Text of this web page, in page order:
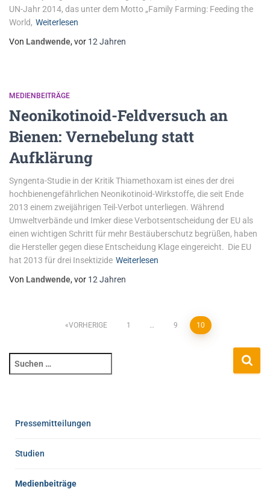
UN-Jahr 2014, das unter dem Motto „Family Farming: Feeding the
World, Weiterlesen
Von Landwende, vor 12 Jahren
MEDIENBEITRÄGE
Neonikotinoid-Feldversuch an
Bienen: Vernebelung statt
Aufklärung
Syngenta-Studie in der Kritik Thiamethoxam ist eines der drei
hochbienengefährlichen Neonikotinoid-Wirkstoffe, die seit Ende
2013 einem zweijährigen Teil-Verbot unterliegen. Während
Umweltverbände und Imker diese Verbotsentscheidung der EU als
einen wichtigen Schritt für mehr Bestäuberschutz begrüßen, haben
die Hersteller gegen diese Entscheidung Klage eingereicht. Die EU
hat 2013 für drei Insektizide Weiterlesen
Von Landwende, vor 12 Jahren
VORHERIGE 1 … 9 10
Pressemitteilungen
Studien
Medienbeiträge